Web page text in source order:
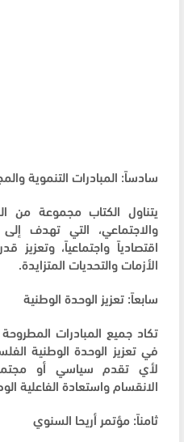
سادساً: المبادرات التنموية
يتناول الكتاب مجموعة من
والاجتماعي، التي تهدف
اقتصادياً واجتماعياً،
الأزمات والتحديات المتزايدة.
سابعاً: تعزيز الوحدة الوطنية
تكاد جميع المبادرات
في تعزيز الوحدة الوطنية
لأي تقدم سياسي أو
الانقسام واستعادة الفاعلية
ثامناً: مؤتمر أريحا السنوي